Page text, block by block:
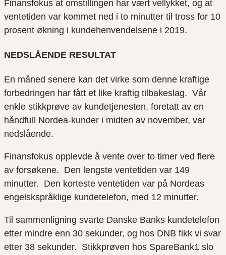
Finansfokus at omstillingen har vært vellykket, og at
ventetiden var kommet ned i to minutter til tross for 10
prosent økning i kundehenvendelsene i 2019.
NEDSLÅENDE RESULTAT
En måned senere kan det virke som denne kraftige
forbedringen har fått et like kraftig tilbakeslag. Vår
enkle stikkprøve av kundetjenesten, foretatt av en
håndfull Nordea-kunder i midten av november, var
nedslående.
Finansfokus opplevde å vente over to timer ved flere
av forsøkene. Den lengste ventetiden var 149
minutter. Den korteste ventetiden var på Nordeas
engelskspråklige kundetelefon, med 12 minutter.
Til sammenligning svarte Danske Banks kundetelefon
etter mindre enn 30 sekunder, og hos DNB fikk vi svar
etter 38 sekunder. Stikkprøven hos SpareBank1 slo